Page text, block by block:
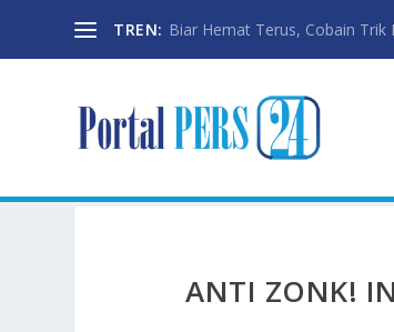
TREN: Biar Hemat Terus, Cobain
ANTI ZONK!